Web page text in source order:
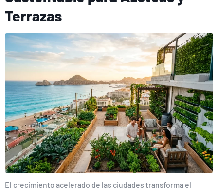
Terrazas
El crecimiento acelerado de las ciudades transforma el